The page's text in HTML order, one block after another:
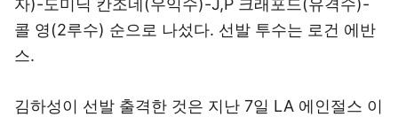
자)-도미닉 칸조네(우익수)-J,P 크래포드(유격수)-
콜 영(2루수) 순으로 나섰다. 선발 투수는 로건 에반
스.
김하성이 선발 출격한 것은 지난 7일 LA 에인절스 이